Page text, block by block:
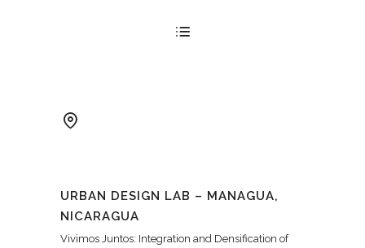
URBAN DESIGN LAB – MANAGUA,
NICARAGUA
Vivimos Juntos: Integration and Densification of